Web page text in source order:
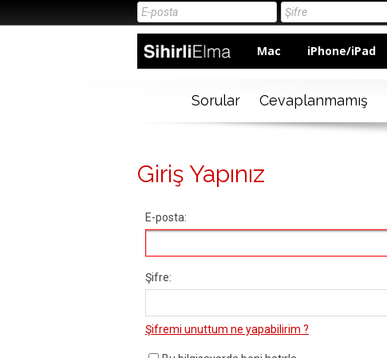
Mac iPhone/iPad
Sorular Cevaplanmamış
Giriş Yapınız
E-posta:
Şifre:
Şifremi unuttum ne yapabilirim ?